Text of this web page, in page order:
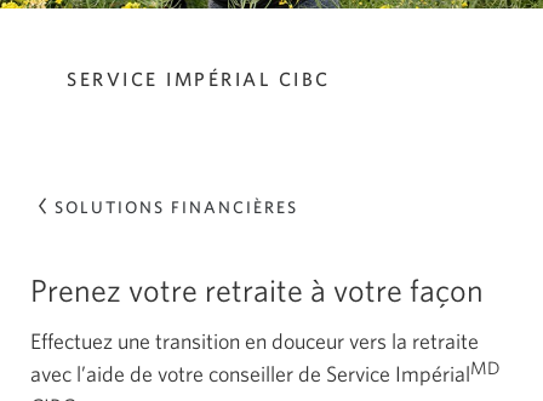
SERVICE IMPÉRIAL CIBC
SOLUTIONS FINANCIÈRES
Prenez votre retraite à votre façon
Effectuez une transition en douceur vers la retraite
avec l’aide de votre conseiller de Service ImpérialMD